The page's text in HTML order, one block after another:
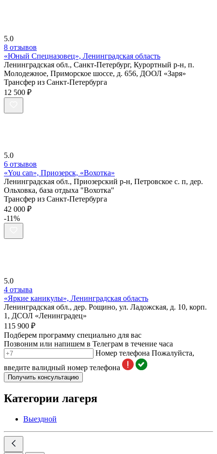
5.0
8 отзывов
«Юный Спецназовец», Ленинградская область
Ленинградская обл., Санкт-Петербург, Курортный р-н, п.
Молодежное, Приморское шоссе, д. 656, ДООЛ «Заря»
Трансфер из Санкт-Петербурга
12 500 ₽
5.0
6 отзывов
«You can», Приозерск, «Вохотка»
Ленинградская обл., Приозерский р-н, Петровское с. п, дер.
Ольховка, база отдыха "Вохотка"
Трансфер из Санкт-Петербурга
42 000 ₽
-11%
5.0
4 отзыва
«Яркие каникулы», Ленинградская область
Ленинградская обл., дер. Рощино, ул. Ладожская, д. 10, корп.
1, ДСОЛ «Ленинградец»
115 900 ₽
Подберем программу специально для вас
Позвоним или напишем в Телеграм в течение часа
Номер телефона Пожалуйста,
введите валидный номер телефона
Получить консультацию
Категории лагеря
Выездной